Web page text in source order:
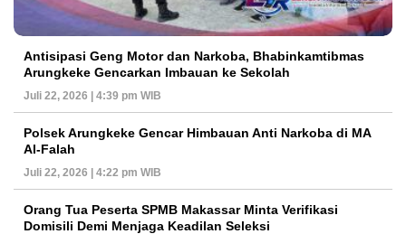
Antisipasi Geng Motor dan Narkoba, Bhabinkamtibmas
Arungkeke Gencarkan Imbauan ke Sekolah
Juli 22, 2026 | 4:39 pm WIB
Polsek Arungkeke Gencar Himbauan Anti Narkoba di MA
Al-Falah
Juli 22, 2026 | 4:22 pm WIB
Orang Tua Peserta SPMB Makassar Minta Verifikasi
Domisili Demi Menjaga Keadilan Seleksi